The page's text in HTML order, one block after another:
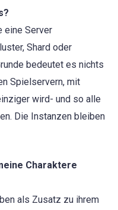
eine Server
Shard oder
bedeutet es nichts
Spielservern, mit
wird- und so alle
Die Instanzen bleiben
Charaktere
als Zusatz zu ihrem